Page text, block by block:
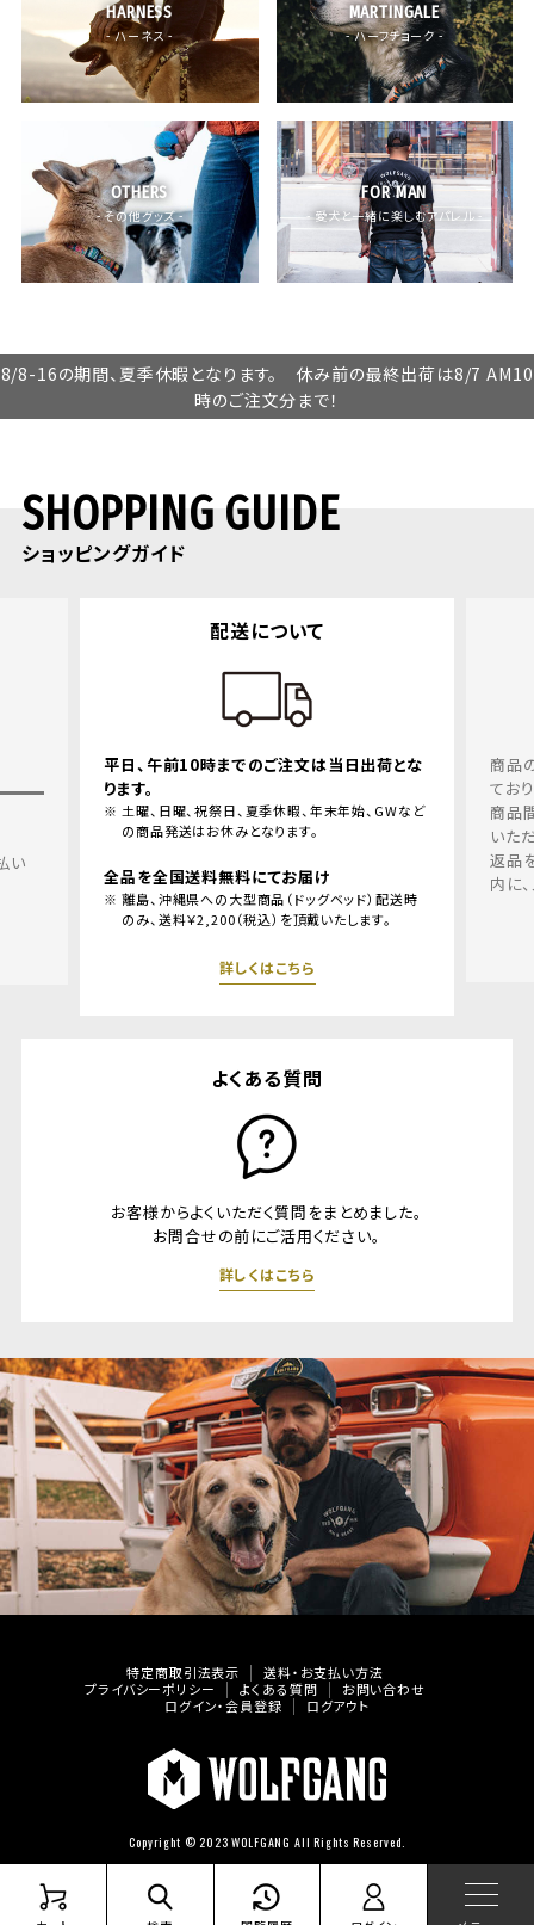
HARNESS
- ハーネス -
MARTINGALE
- ハーフチョーク -
OTHERS
- その他グッズ -
FOR MAN
- 愛犬と一緒に楽しむアパレル -
8/8-16の期間、夏季休暇となります。 休み前の最終出荷は8/7 AM10
時のご注文分まで！
SHOPPING GUIDE
ショッピングガイド
返品・交換について
商品の品質、取り扱いについては十分留意し
ておりますが、万一、お届けした商品の不良、
商品間違えにつきましては、良品と交換させて
いただきます。
内に、メールリンクよりご連絡ください。
よくある質問
お客様からよくいただく質問をまとめました。
お問合せの前にご活用ください。
詳しくはこちら
特定商取引法表示
送料・お支払い方法
プライバシーポリシー
よくある質問
お問い合わせ
ログイン・会員登録
ログアウト
Copyright © 2023 WOLFGANG All Rights Reserved.